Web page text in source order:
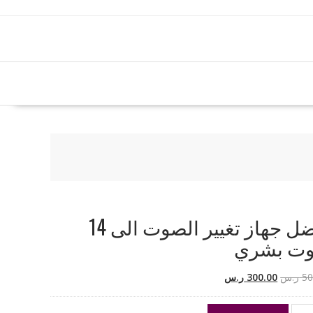
افضل جهاز تغيير الصوت الى 14
بشري
ر.س السعر
هو:
300.00 ر.سالسعر
هو: